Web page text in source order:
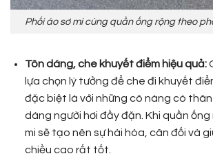
Phối áo sơ mi cùng quần ống rộng theo
Tôn dáng, che khuyết điểm hiệu quả:
lựa chọn lý tưởng để che đi khuyết
đặc biệt là với những cô nàng có
dáng người hơi đầy đặn. Khi quần ống
mi sẽ tạo nên sự hài hòa, cân đối và
chiều cao rất tốt.